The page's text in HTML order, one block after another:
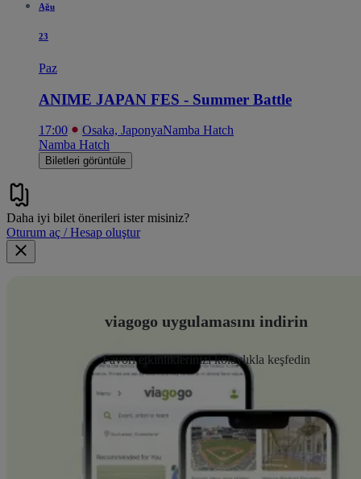
Ağu
23
Paz
ANIME JAPAN FES - Summer Battle
17:00 Osaka, JaponyaNamba Hatch
Namba Hatch
Biletleri görüntüle
Daha iyi bilet önerileri ister misiniz?
Oturum aç / Hesap oluştur
viagogo uygulamasını indirin
Favori etkinliklerinizi kolaylıkla keşfedin